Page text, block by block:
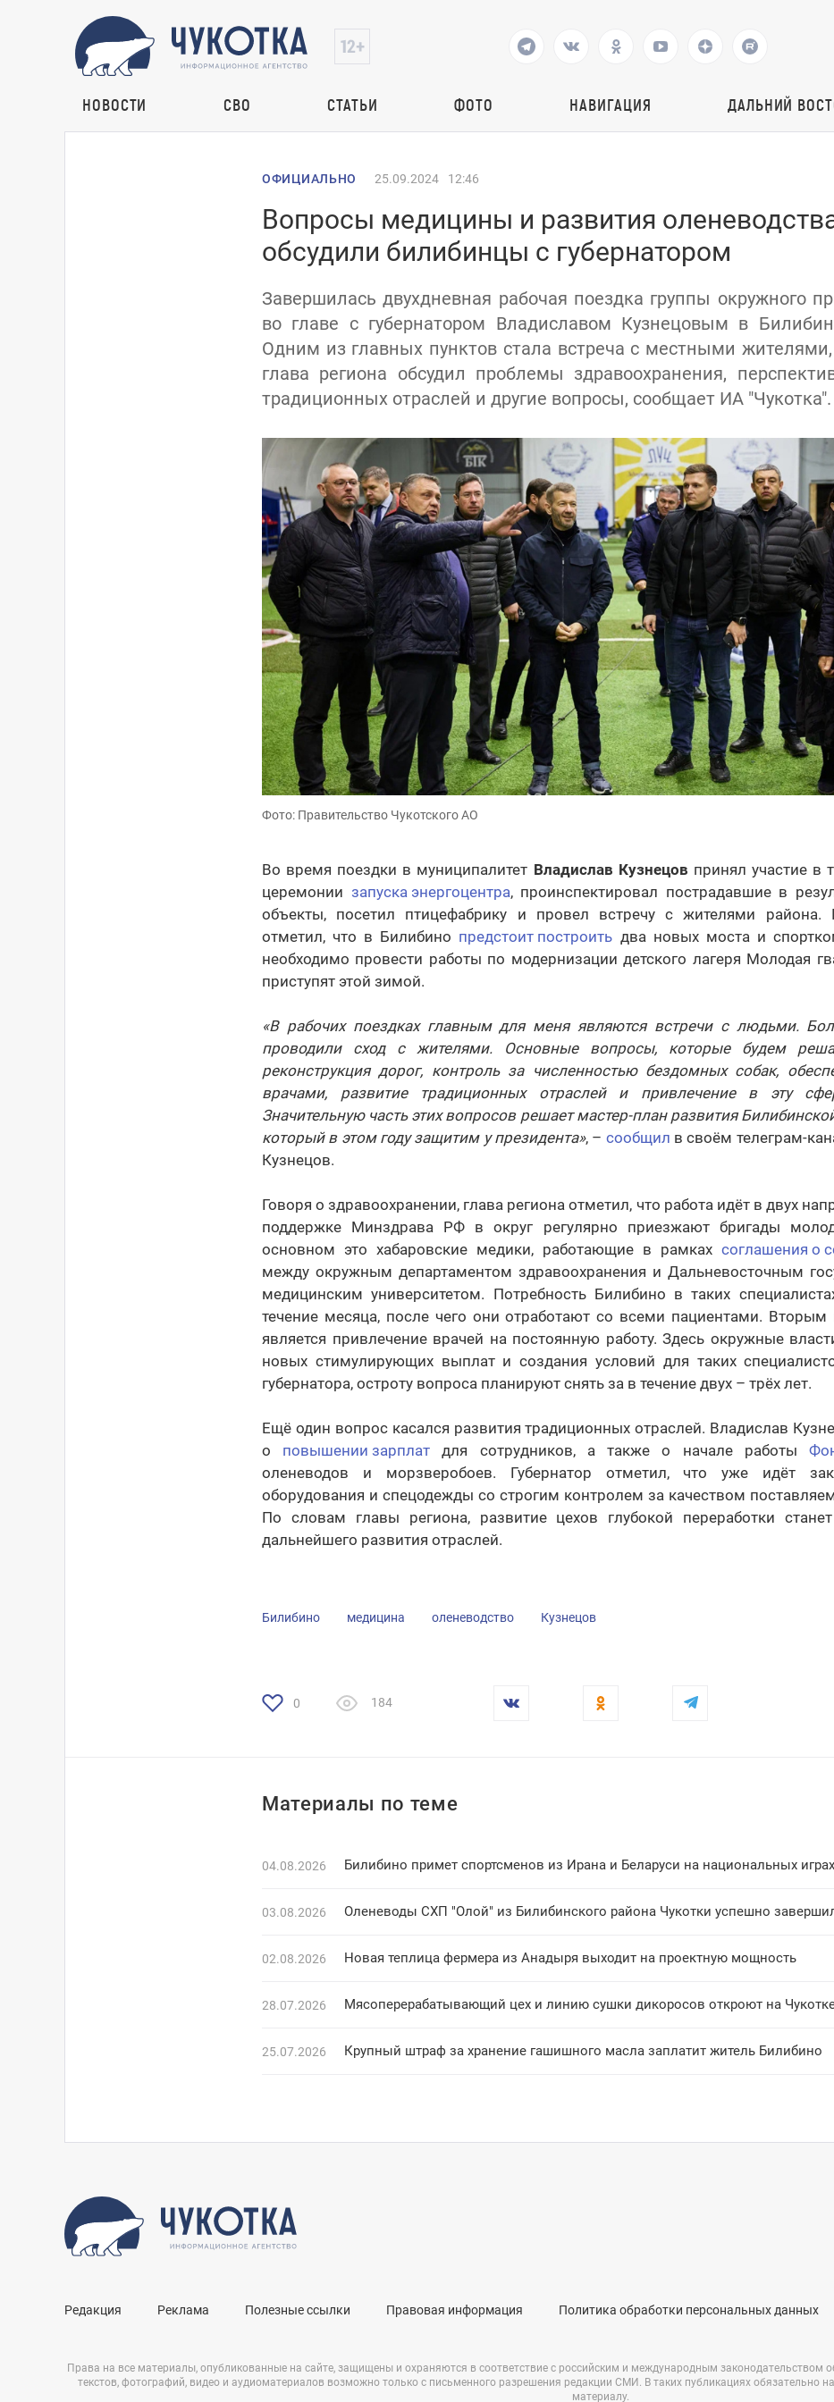
НОВОСТИ СВО СТАТЬИ ФОТО НАВИГАЦИЯ ДАЛЬНИЙ
ОФИЦИАЛЬНО 25.09.2024 12:46
Вопросы медицины и развития
обсудили билибинцы с губернатором
Завершилась двухдневная рабочая поездка группы окружного
во главе с губернатором Владиславом Кузнецовым в
Одним из главных пунктов стала встреча с местными
глава региона обсудил проблемы здравоохранения,
традиционных отраслей и другие вопросы, сообщает ИА "Чукотка".
Фото: Правительство Чукотского АО
Во время поездки в муниципалитет Владислав Кузнецов принял участие в
церемонии запуска энергоцентра, проинспектировал пострадавшие в
объекты, посетил птицефабрику и провел встречу с жителями района.
отметил, что в Билибино предстоит построить два новых моста и
необходимо провести работы по модернизации детского лагеря Молодая
приступят этой зимой.
«В рабочих поездках главным для меня являются встречи с людьми.
проводили сход с жителями. Основные вопросы, которые будем
реконструкция дорог, контроль за численностью бездомных собак,
врачами, развитие традиционных отраслей и привлечение в эту
Значительную часть этих вопросов решает мастер-план развития
который в этом году защитим у президента», – сообщил в своём телеграм-
Кузнецов.
Говоря о здравоохранении, глава региона отметил, что работа идёт в двух
поддержке Минздрава РФ в округ регулярно приезжают бригады
основном это хабаровские медики, работающие в рамках соглашения о
между окружным департаментом здравоохранения и Дальневосточным
медицинским университетом. Потребность Билибино в таких
течение месяца, после чего они отработают со всеми пациентами. Вторым
является привлечение врачей на постоянную работу. Здесь окружные
новых стимулирующих выплат и создания условий для таких
губернатора, остроту вопроса планируют снять за в течение двух – трёх лет.
Ещё один вопрос касался развития традиционных отраслей. Владислав
о повышении зарплат для сотрудников, а также о начале работы
оленеводов и морзверобоев. Губернатор отметил, что уже идёт
оборудования и спецодежды со строгим контролем за качеством
По словам главы региона, развитие цехов глубокой переработки
дальнейшего развития отраслей.
Билибино медицина оленеводство Кузнецов
0 184
Материалы по теме
04.08.2026 Билибино примет спортсменов из Ирана и Беларуси на национальных играх
03.08.2026 Оленеводы СХП "Олой" из Билибинского района Чукотки успешно
02.08.2026 Новая теплица фермера из Анадыря выходит на проектную мощность
28.07.2026 Мясоперерабатывающий цех и линию сушки дикоросов откроют на
25.07.2026 Крупный штраф за хранение гашишного масла заплатит житель Билибино
Редакция Реклама Полезные ссылки Правовая информация Политика обработки персональных данных
Права на все материалы, опубликованные на сайте, защищены и охраняются в соответствие с российским и международным законодательством
текстов, фотографий, видео и аудиоматериалов возможно только с письменного разрешения редакции СМИ. В таких публикациях обязательно
материалу.